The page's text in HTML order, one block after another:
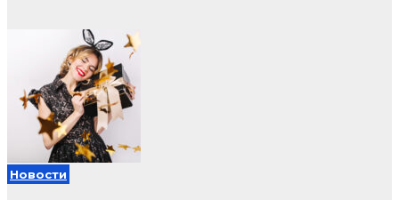
Новости